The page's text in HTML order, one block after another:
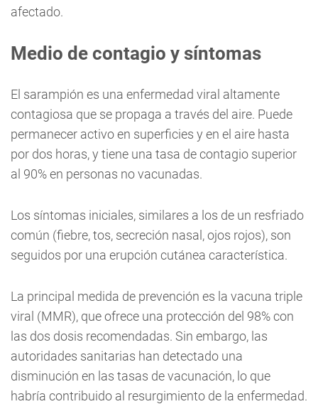
afectado.
Medio de contagio y síntomas
El sarampión es una enfermedad viral altamente
contagiosa que se propaga a través del aire. Puede
permanecer activo en superficies y en el aire hasta
por dos horas, y tiene una tasa de contagio superior
al 90% en personas no vacunadas.
Los síntomas iniciales, similares a los de un resfriado
común (fiebre, tos, secreción nasal, ojos rojos), son
seguidos por una erupción cutánea característica.
La principal medida de prevención es la vacuna triple
viral (MMR), que ofrece una protección del 98% con
las dos dosis recomendadas. Sin embargo, las
autoridades sanitarias han detectado una
disminución en las tasas de vacunación, lo que
habría contribuido al resurgimiento de la enfermedad.